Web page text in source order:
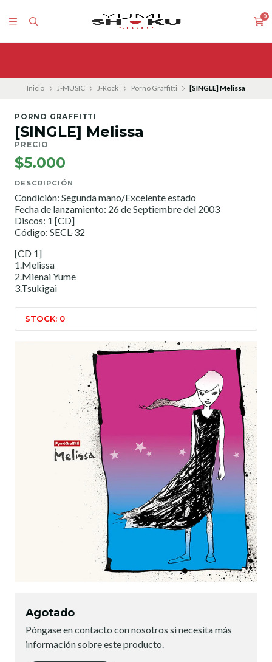
0
Inicio J-MUSIC J-Rock Porno Graffitti [SINGLE] Melissa
PORNO GRAFFITTI
[SINGLE] Melissa
PRECIO
$5.000
DESCRIPCIÓN
Condición: Segunda mano/Excelente estado
Fecha de lanzamiento: 26 de Septiembre del 2003
Discos: 1 [CD]
Código: SECL-32
[CD 1]
1.Melissa
2.Mienai Yume
3.Tsukigai
STOCK: 0
Agotado
Póngase en contacto con nosotros si necesita más
información sobre este producto.